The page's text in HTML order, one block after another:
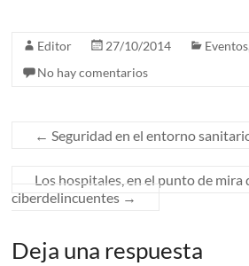
Editor 27/10/2014 Eventos
No hay comentarios
← Seguridad en el entorno
Los hospitales, en el punto de mira
ciberdelincuentes →
Deja una respuesta